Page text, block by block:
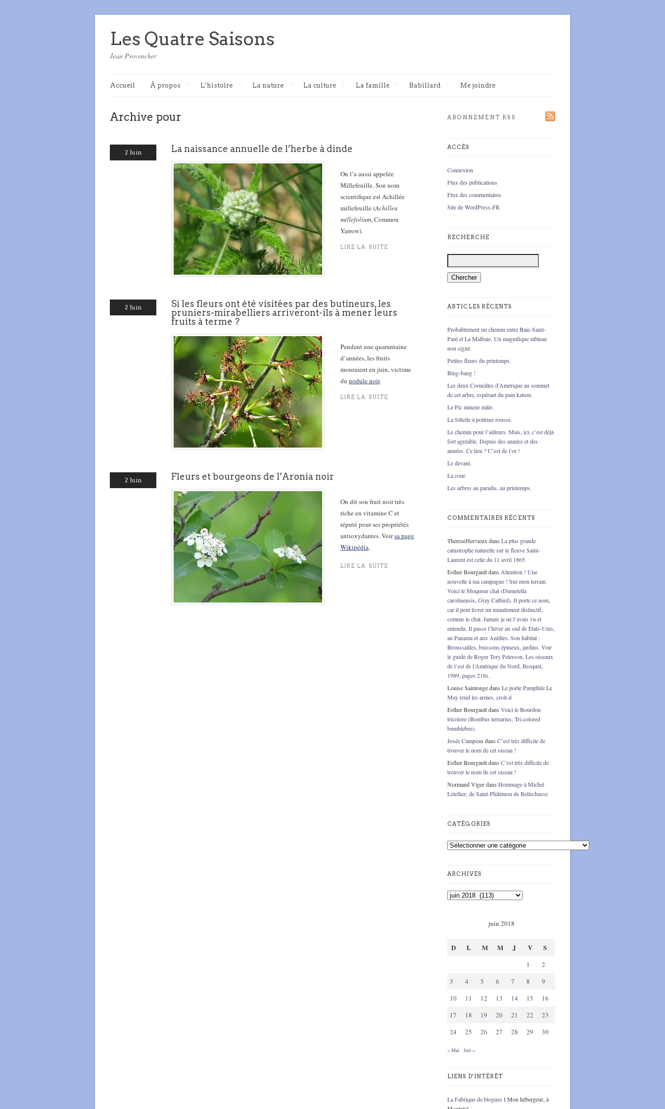
Les Quatre Saisons
Jean Provencher
Accueil À propos L’histoire La nature La culture La famille Babillard Me joindre
Archive pour
2 Juin La naissance annuelle de l’herbe à dinde
On l’a aussi appelée
Millefeuille. Son nom
scientifique est Achillée
millefeuille (Achillea
millefolium, Common
Yarrow).
LIRE LA SUITE
2 Juin
Si les fleurs ont été visitées par des butineurs, les
pruniers-mirabelliers arriveront-ils à mener leurs
fruits à terme ?
Pendant une quarantaine
d’années, les fruits
mouraient en juin, victime
du nodule noir.
LIRE LA SUITE
2 Juin Fleurs et bourgeons de l’Aronia noir
On dit son fruit noir très
riche en vitamine C et
réputé pour ses propriétés
antioxydantes. Voirsa page
Wikipédia.
LIRE LA SUITE
ABONNEMENT RSS
ACCÈS
Connexion
Flux des publications
Flux des commentaires
Site de WordPress-FR
RECHERCHE
ARTICLES RÉCENTS
Probablement un chemin entre Baie-Saint-
Paul et La Malbaie. Un magnifique tableau
non signé.
Petites fleurs du printemps.
Bing-bang !
Les deux Corneilles d’Amérique au sommet
de cet arbre, espérant du pain katum.
Le Pic mineur mâle.
La Sittelle à poitrine rousse.
Le chemin pour l’ailleurs. Mais, ici, c’est déjà
fort agréable. Depuis des années et des
années. Ce lieu ? C’est de l’or !
Le devant.
La cour.
Les arbres au paradis, au printemps.
COMMENTAIRES RÉCENTS
ThereseHervieux dans La plus grande
catastrophe naturelle sur le fleuve Saint-
Laurent est celle du 11 avril 1865
Esther Bourgaultdans Attention ! Une
nouvelle à ma campagne ! Sur mon terrain.
Voici le Moqueur chat (Dumetella
carolinensis, Gray Catbird). Il porte ce nom,
car il peut livrer un miaulement distinctif,
comme le chat. Jamais je ne l’avais vu et
entendu. Il passe l’hiver au sud de États-Unis,
au Panama et aux Antilles. Son habitat :
Broussailles, buissons épineux, jardins. Voir
le guide de Roger Tory Peterson, Les oiseaux
de l’est de l’Amérique du Nord, Broquet,
1989, pages 218s.
Louise Saintongedans Le poète Pamphile Le
May rend les armes, croit-il
Esther Bourgaultdans Voici le Bourdon
tricolore (Bombus ternarius, Tri-colored
bumblebee).
Josée Campeau dans C’est très difficile de
trouver le nom de cet oiseau !
Esther Bourgaultdans C’est très difficile de
trouver le nom de cet oiseau !
Normand Vigerdans Hommage à Michel
Letellier, de Saint-Philémon de Bellechasse
CATÉGORIES
ARCHIVES
juin 2018
D L M M J V S
1
2
3
4 5 6 7 8
9
10
11 12 13 14 15
16
17
18 19 20 21 22
23
24
25 26 27 28 29 30
« Mai Juil »
LIENS D'INTÉRÊT
La Fabrique de blogues IMon hébergeur, à